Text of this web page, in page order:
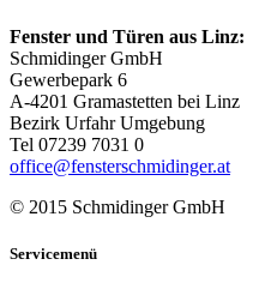
Fenster und Türen aus Linz:
Schmidinger GmbH
Gewerbepark 6
A-4201 Gramastetten bei Linz
Bezirk Urfahr Umgebung
Tel 07239 7031 0
office@fensterschmidinger.at
© 2015 Schmidinger GmbH
Servicemenü